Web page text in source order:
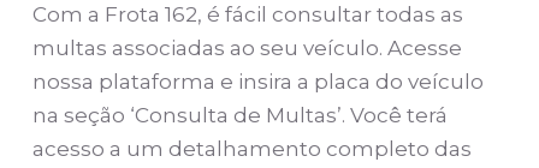
Com a Frota 162, é fácil consultar todas as
multas associadas ao seu veículo. Acesse
nossa plataforma e insira a placa do veículo
na seção ‘Consulta de Multas’. Você terá
acesso a um detalhamento completo das